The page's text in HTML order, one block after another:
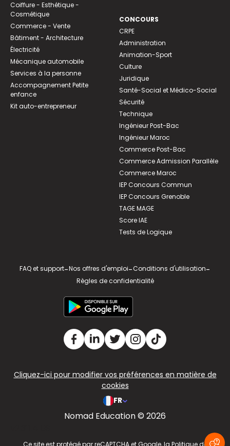
Coiffure - Esthétique -
Cosmétique
Commerce - Vente
Bâtiment - Architecture
Électricité
Mécanique automobile
Services à la personne
Accompagnement Petite
enfance
Kit auto-entrepreneur
CONCOURS
CRPE
Administration
Animation-Sport
Culture
Juridique
Santé-Social et Médico-Social
Sécurité
Technique
Ingénieur Post-Bac
Ingénieur Maroc
Commerce Post-Bac
Commerce Admission Parallèle
Commerce Maroc
IEP Concours Commun
IEP Concours Grenoble
TAGE MAGE
Score IAE
Tests de Logique
FAQ et support-Nos offres d'emploi-Conditions d'utilisation-
Règles de confidentialité
Cliquez-ici pour modifier vos préférences en matière de
cookies
FR
Nomad Education © 2026